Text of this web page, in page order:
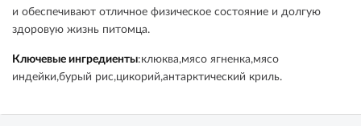
и обеспечивают отличное физическое состояние и долгую
здоровую жизнь питомца.
Ключевые ингредиенты:клюква,мясо ягненка,мясо
индейки,бурый рис,цикорий,антарктический криль.